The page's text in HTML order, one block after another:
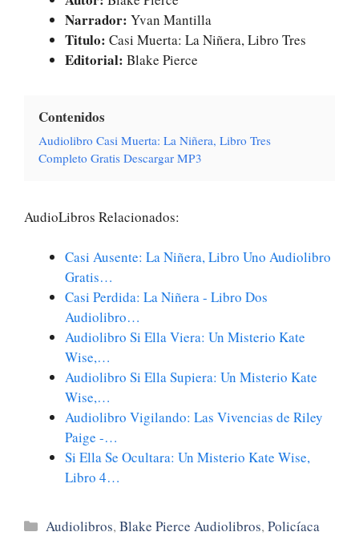
Narrador: Yvan Mantilla
Titulo: Casi Muerta: La Niñera, Libro Tres
Editorial: Blake Pierce
Contenidos
Audiolibro Casi Muerta: La Niñera, Libro Tres
Completo Gratis Descargar MP3
AudioLibros Relacionados:
Casi Ausente: La Niñera, Libro Uno Audiolibro
Gratis…
Casi Perdida: La Niñera - Libro Dos
Audiolibro…
Audiolibro Si Ella Viera: Un Misterio Kate
Wise,…
Audiolibro Si Ella Supiera: Un Misterio Kate
Wise,…
Audiolibro Vigilando: Las Vivencias de Riley
Paige -…
Si Ella Se Ocultara: Un Misterio Kate Wise,
Libro 4…
Categorías
Audiolibros,Blake Pierce Audiolibros,Policíaca